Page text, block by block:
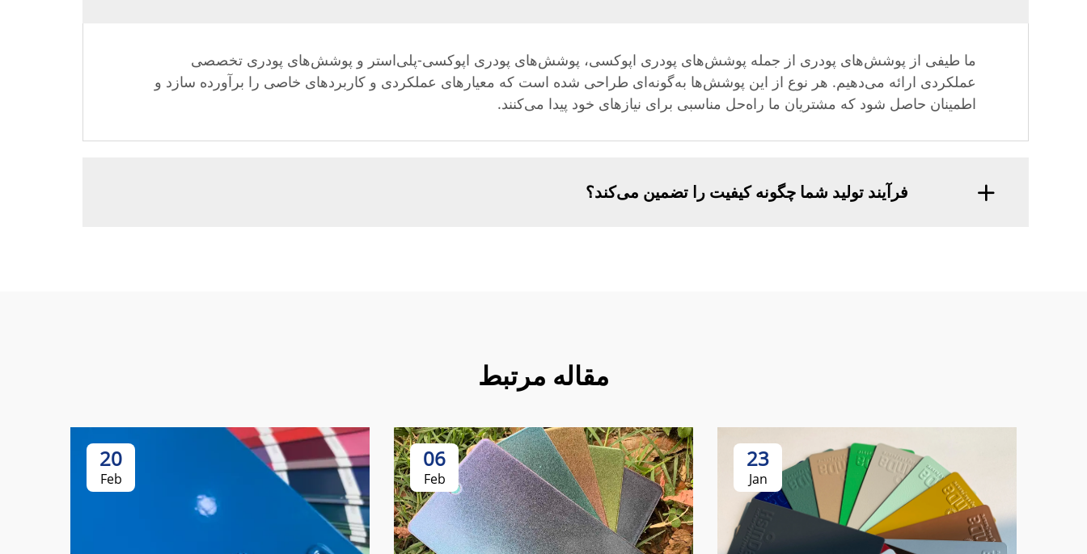
ما طیفی از پوشش‌های پودری از جمله پوشش‌های پودری اپوکسی، پوشش‌های پودری اپوکسی-پلی‌استر و پوشش‌های پودری تخصصی
عملکردی ارائه می‌دهیم. هر نوع از این پوشش‌ها به‌گونه‌ای طراحی شده است که معیارهای عملکردی و کاربردهای خاصی را برآورده سازد و
اطمینان حاصل شود که مشتریان ما راه‌حل مناسبی برای نیازهای خود پیدا می‌کنند.
فرآیند تولید شما چگونه کیفیت را تضمین می‌کند؟
مقاله مرتبط
23
Jan
06
Feb
20
Feb